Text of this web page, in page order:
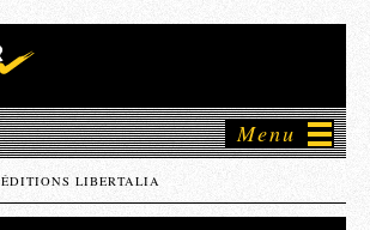
Menu
ÉDITIONS LIBERTALIA